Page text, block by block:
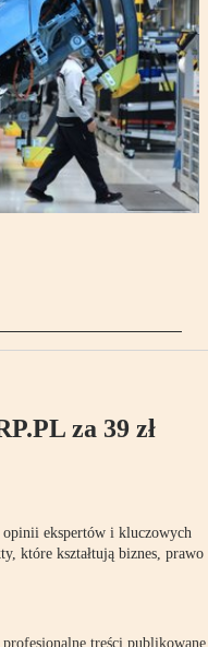
za 39 zł
ekspertów i kluczowych
które kształtują biznes, prawo
treści publikowane